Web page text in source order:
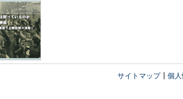
サイトマップ┃ 個